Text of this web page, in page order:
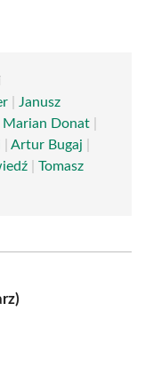
Janusz
Marian Donat
Artur Bugaj
Tomasz